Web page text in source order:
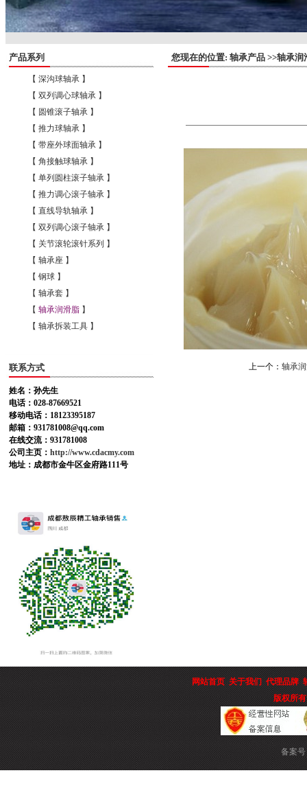
产品系列
【 深沟球轴承 】
【 双列调心球轴承 】
【 圆锥滚子轴承 】
【 推力球轴承 】
【 带座外球面轴承 】
【 角接触球轴承 】
【 单列圆柱滚子轴承 】
【 推力调心滚子轴承 】
【 直线导轨轴承 】
【 双列调心滚子轴承 】
【 关节滚轮滚针系列 】
【 轴承座 】
【 钢球 】
【 轴承套 】
【 轴承润滑脂 】
【 轴承拆装工具 】
联系方式
姓名：孙先生
电话：028-87669521
移动电话：18123395187
邮箱：931781008@qq.com
在线交流：931781008
公司主页： http://www.cdacmy.com
地址：成都市金牛区金府路111号
您现在的位置: 轴承产品 >>轴承润
上一个： 轴承
网站首页 关于我们 代理品牌
版权所
备案号